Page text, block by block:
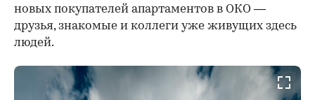
новых покупателей апартаментов в ОКО —
друзья, знакомые и коллеги уже живущих здесь
людей.